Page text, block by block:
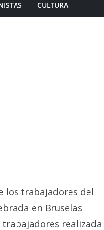
CULTURA
los trabajadores del
en Bruselas
realizada